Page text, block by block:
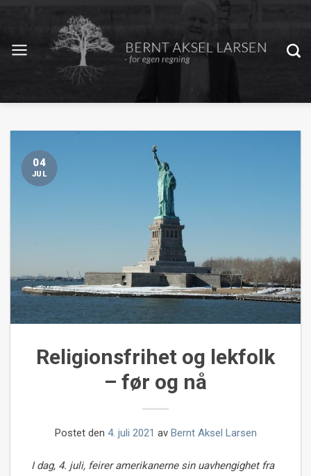
04
JUL
Religionsfrihet og lekfolk
– før og nå
Postet den 4. juli 2021 av Bernt Aksel Larsen
I dag, 4. juli, feirer amerikanerne sin uavhengighet fra